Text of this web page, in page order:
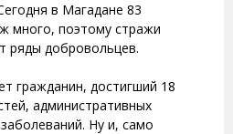
в Магадане 83
много, поэтому стражи
ряды добровольцев.
гражданин, достигший 18
административных
Ну и, само